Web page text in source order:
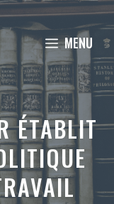
MENU
ÉTABLIT